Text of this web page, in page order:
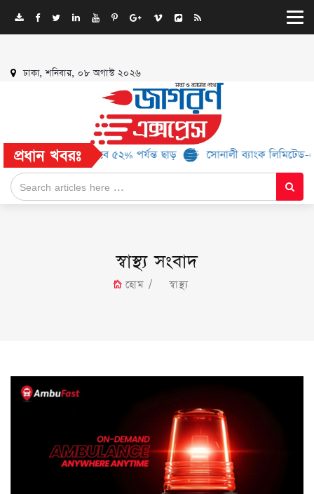
ঢাকা, শনিবার, ০৮ অগাস্ট ২০২৬
প্রধান খবরঃ
ব্র্যান্ড, মিলবে ৫২% পর্যন্ত ছাড় সোনালী ব্যাংক লিমিটেড-এর
স্বাস্থ্য সংবাদ
হোম স্বাস্থ্য